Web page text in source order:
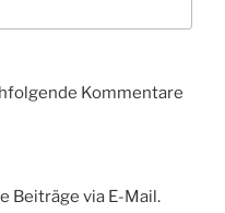
Kommentare
Beiträge via E-Mail.